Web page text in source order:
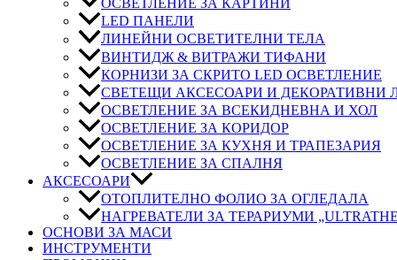
ОСВЕТЛЕНИЕ ЗА КАРТИНИ
LED ПАНЕЛИ
ЛИНЕЙНИ ОСВЕТИТЕЛНИ ТЕЛА
ВИНТИДЖ & ВИТРАЖИ ТИФАНИ
КОРНИЗИ ЗА СКРИТО LED ОСВЕТЛЕНИЕ
СВЕТЕЩИ АКСЕСОАРИ И ДЕКОРАТИВНИ
ОСВЕТЛЕНИЕ ЗА ВСЕКИДНЕВНА И ХОЛ
ОСВЕТЛЕНИЕ ЗА КОРИДОР
ОСВЕТЛЕНИЕ ЗА КУХНЯ И ТРАПЕЗАРИЯ
ОСВЕТЛЕНИЕ ЗА СПАЛНЯ
АКСЕСОАРИ
ОТОПЛИТЕЛНО ФОЛИО ЗА ОГЛЕДАЛА
НАГРЕВАТЕЛИ ЗА ТЕРАРИУМИ
ОСНОВИ ЗА МАСИ
ИНСТРУМЕНТИ